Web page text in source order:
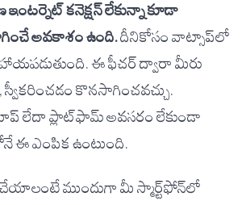
కనెక్షన్ లేకున్నా కూడా
అవకాశం ఉంది.దీనికోసం వాట్సాప్‌లో
ఈ ఫీచర్ ద్వారా మీరు
కొనసాగించవచ్చు.
లేదా ప్లాట్‌ఫామ్ అవసరం లేకుండా
ఈ ఎంపిక ఉంటుంది.
చేయాలంటే ముందుగా మీ స్మార్ట్‌ఫోన్‌లో